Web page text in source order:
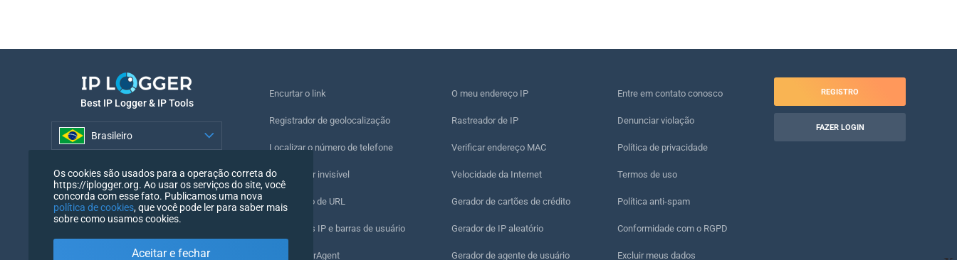
Best IP Logger & IP Tools
Brasileiro
Encurtar o link
Registrador de geolocalização
Localizar o número de telefone
Registrador invisível
Verificação de URL
Contadores IP e barras de usuário
O meu UserAgent
O meu endereço IP
Rastreador de IP
Verificar endereço MAC
Velocidade da Internet
Gerador de cartões de crédito
Gerador de IP aleatório
Gerador de agente de usuário
Entre em contato conosco
Denunciar violação
Política de privacidade
Termos de uso
Política anti-spam
Conformidade com o RGPD
Excluir meus dados
REGISTRO
FAZER LOGIN
Os cookies são usados para a operação correta do
https://iplogger.org. Ao usar os serviços do site, você
concorda com esse fato. Publicamos uma nova
política de cookies, que você pode ler para saber mais
sobre como usamos cookies.
Aceitar e fechar